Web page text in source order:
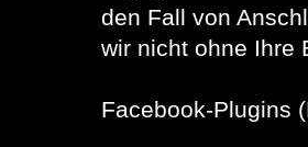
den Fall von
wir nicht ohne Ihre
Facebook-Plugins